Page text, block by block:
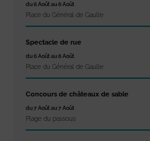
du 6 Août au 6 Août
Place du Général de Gaulle
Spectacle de rue
du 6 Août au 6 Août
Place du Général de Gaulle
Concours de châteaux de sable
du 7 Août au 7 Août
Plage du passous